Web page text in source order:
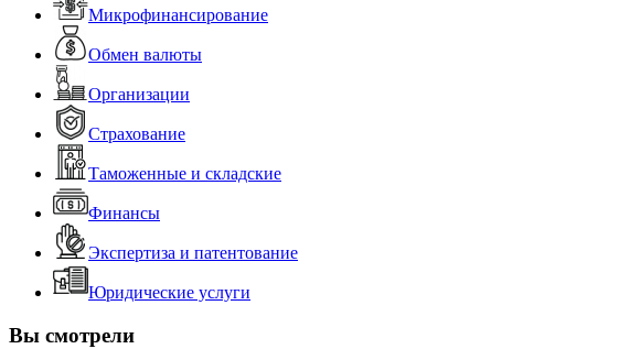
Микрофинансирование
Обмен валюты
Организации
Страхование
Таможенные и складские
Финансы
Экспертиза и патентование
Юридические услуги
Вы смотрели